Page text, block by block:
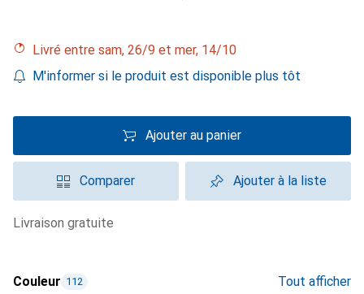
Livré entre sam, 26/9 et mer, 14/10
M'informer si le produit est disponible plus tôt
Ajouter au panier
Comparer Ajouter à la liste
livraison gratuite
Couleur 112 Tout afficher